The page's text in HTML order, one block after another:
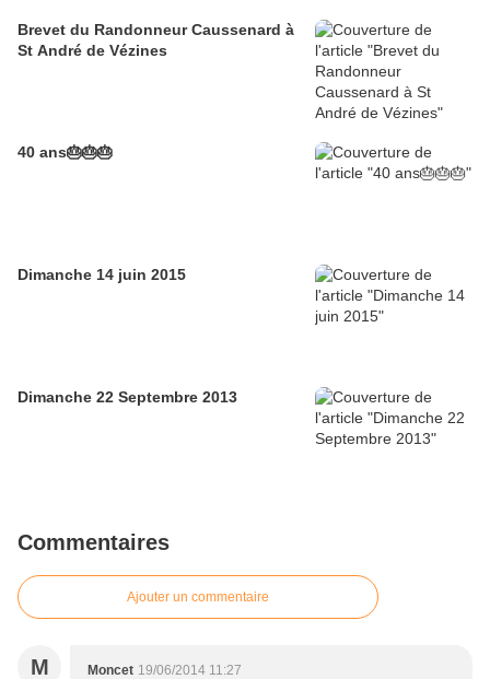
Brevet du Randonneur Caussenard à
St André de Vézines
40 ans🎂🎂🎂
Dimanche 14 juin 2015
Dimanche 22 Septembre 2013
Commentaires
Ajouter un commentaire
M Moncet 19/06/2014 11:27